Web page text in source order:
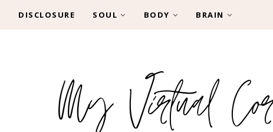
DISCLOSURE SOUL BODY BRAIN